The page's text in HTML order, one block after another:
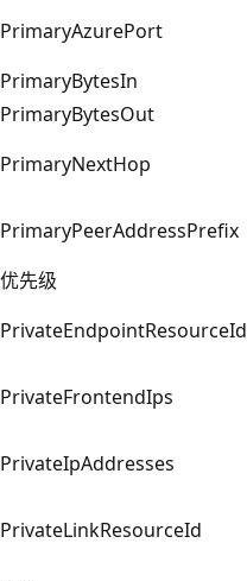
PrimaryAzurePort
PrimaryBytesIn
PrimaryBytesOut
PrimaryNextHop
PrimaryPeerAddressPrefix
优先级
PrivateEndpointResourceId
PrivateFrontendIps
PrivateIpAddresses
PrivateLinkResourceId